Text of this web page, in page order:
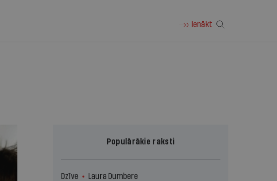
Ienākt
Populārākie raksti
Dzīve Laura Dumbere